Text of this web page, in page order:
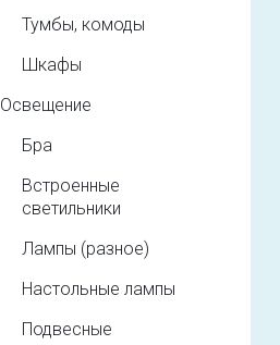
Тумбы, комоды
Шкафы
Освещение
Бра
Встроенные
светильники
Лампы (разное)
Настольные лампы
Подвесные